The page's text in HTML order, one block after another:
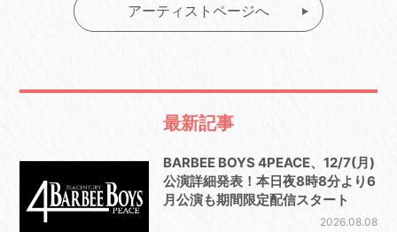
アーティストページへ
最新記事
BARBEE BOYS 4PEACE、12/7(月)
公演詳細発表！本日夜8時8分より6
月公演も期間限定配信スタート
2026.08.08